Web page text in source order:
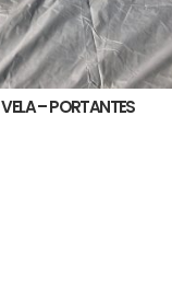
VELA – PORTANTES